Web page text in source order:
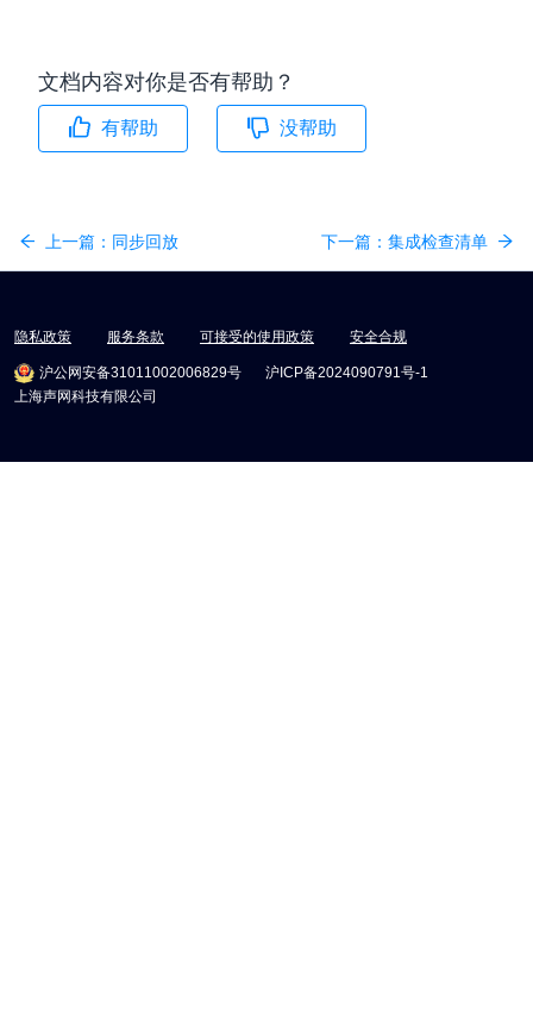
文档内容对你是否有帮助？
有帮助 没帮助
上一篇： 同步回放 下一篇： 集成检查清单
隐私政策 服务条款 可接受的使用政策 安全合规
沪公网安备31011002006829号
沪ICP备2024090791号-1
上海声网科技有限公司